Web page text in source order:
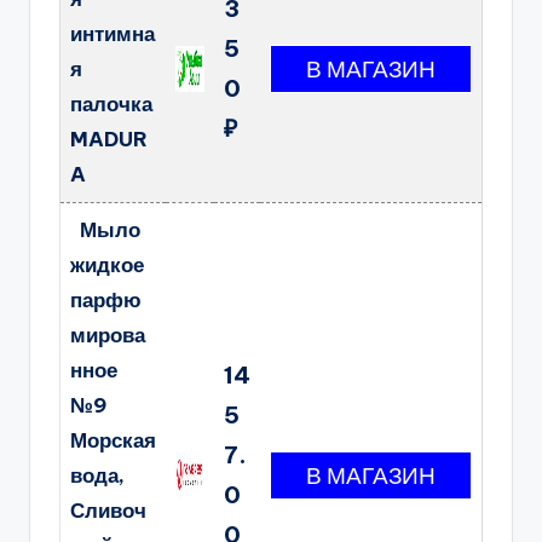
интимна
я
палочка
MADUR
A
3
5
0
₽
Мыло
жидкое
парфю
мирова
нное
№9
Морская
вода,
Сливоч
14
5
7.
0
0